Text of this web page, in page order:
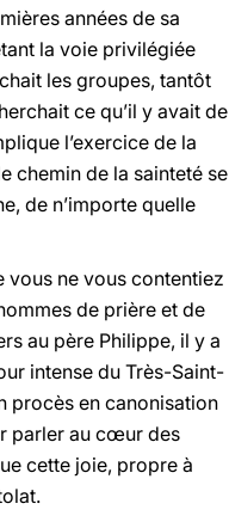
années de sa
la voie privilégiée
les groupes, tantôt
ce qu’il y avait de
l’exercice de la
chemin de la sainteté se
de n’importe quelle
vous ne vous contentiez
de prière et de
au père Philippe, il y a
intense du Très-Saint-
procès en canonisation
parler au cœur des
cette joie, propre à